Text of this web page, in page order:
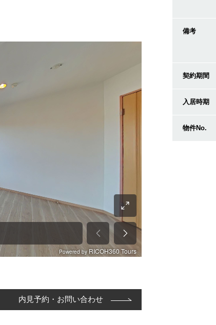
備考
契約期間
入居時期
物件No.
内見予約・お問い合わせ